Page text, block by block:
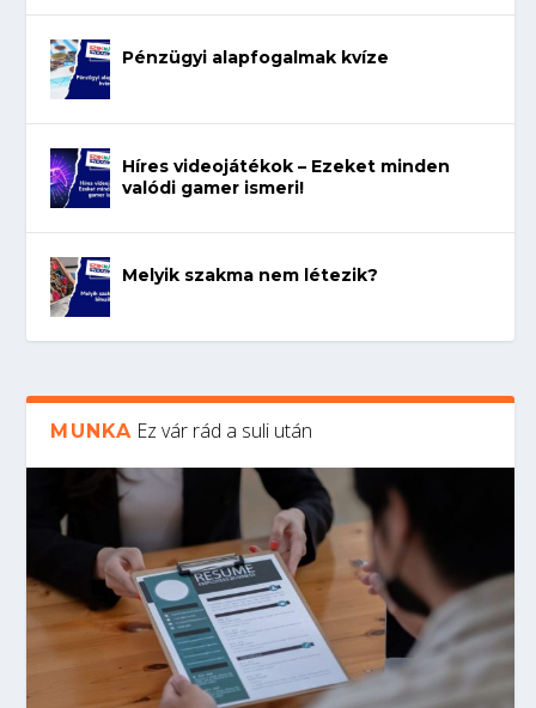
Pénzügyi alapfogalmak kvíze
Híres videojátékok – Ezeket minden
valódi gamer ismeri!
Melyik szakma nem létezik?
MUNKA Ez vár rád a suli után